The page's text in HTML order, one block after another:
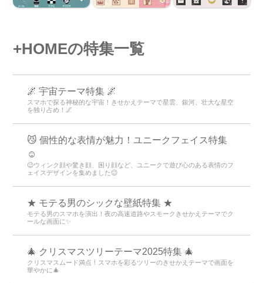
+HOMEの特集一覧
🌌 宇宙テーマ特集 🌌
スマホで探る神秘的な宇宙！きせかえテーマで星雲、銀河、壮大な星空
を独り占め！🌌
😼 個性的な表情が魅力！ユニークフェイス特集
☺️
😉ウィンク顔や驚き顔、困り顔など、ユニークで遊び心のある表情のフ
ェイスデザインを集めました😉
★ モテる男のシックな壁紙特集 ★
モテる男のスマホを演出！夜の高速道路やスモークきせかえテーマでク
ールな画面に✨
🎄 クリスマスツリーテーマ2025特集 🎄
クリスマスムード満点！スマホを彩るツリーのきせかえテーマで画面を
華やかに🎄